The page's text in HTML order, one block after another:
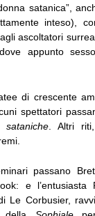
satanica”,
inteso),
ascoltatori
appunto
di crescente
spettatori
sataniche . Altri
passano
e l’entusiasta
Le Corbusier,